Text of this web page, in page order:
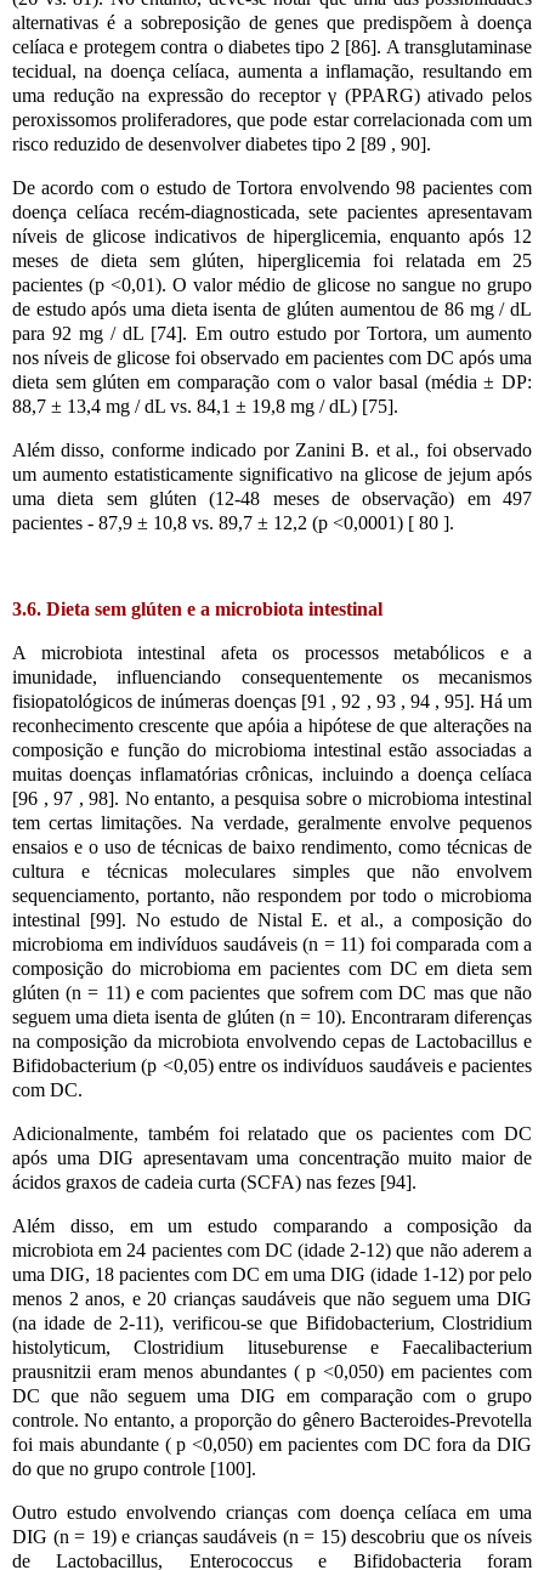
alternativas é a sobreposição de genes que predispõem à doença
celíaca e protegem contra o diabetes tipo 2 [86]. A transglutaminase
tecidual, na doença celíaca, aumenta a inflamação, resultando em
uma redução na expressão do receptor γ (PPARG) ativado pelos
peroxissomos proliferadores, que pode estar correlacionada com um
risco reduzido de desenvolver diabetes tipo 2 [89 , 90].
De acordo com o estudo de Tortora envolvendo 98 pacientes com
doença celíaca recém-diagnosticada, sete pacientes apresentavam
níveis de glicose indicativos de hiperglicemia, enquanto após 12
meses de dieta sem glúten, hiperglicemia foi relatada em 25
pacientes (p <0,01). O valor médio de glicose no sangue no grupo
de estudo após uma dieta isenta de glúten aumentou de 86 mg / dL
para 92 mg / dL [74]. Em outro estudo por Tortora, um aumento
nos níveis de glicose foi observado em pacientes com DC após uma
dieta sem glúten em comparação com o valor basal (média ± DP:
88,7 ± 13,4 mg / dL vs. 84,1 ± 19,8 mg / dL) [75].
Além disso, conforme indicado por Zanini B. et al., foi observado
um aumento estatisticamente significativo na glicose de jejum após
uma dieta sem glúten (12-48 meses de observação) em 497
pacientes - 87,9 ± 10,8 vs. 89,7 ± 12,2 (p <0,0001) [ 80 ].
3.6. Dieta sem glúten e a microbiota intestinal
A microbiota intestinal afeta os processos metabólicos e a
imunidade, influenciando consequentemente os mecanismos
fisiopatológicos de inúmeras doenças [91 , 92 , 93 , 94 , 95]. Há um
reconhecimento crescente que apóia a hipótese de que alterações na
composição e função do microbioma intestinal estão associadas a
muitas doenças inflamatórias crônicas, incluindo a doença celíaca
[96 , 97 , 98]. No entanto, a pesquisa sobre o microbioma intestinal
tem certas limitações. Na verdade, geralmente envolve pequenos
ensaios e o uso de técnicas de baixo rendimento, como técnicas de
cultura e técnicas moleculares simples que não envolvem
sequenciamento, portanto, não respondem por todo o microbioma
intestinal [99]. No estudo de Nistal E. et al., a composição do
microbioma em indivíduos saudáveis ​​(n = 11) foi comparada com a
composição do microbioma em pacientes com DC em dieta sem
glúten (n = 11) e com pacientes que sofrem com DC mas que não
seguem uma dieta isenta de glúten (n = 10). Encontraram diferenças
na composição da microbiota envolvendo cepas de Lactobacillus e
Bifidobacterium (p <0,05) entre os indivíduos saudáveis ​​e pacientes
com DC.
Adicionalmente, também foi relatado que os pacientes com DC
após uma DIG apresentavam uma concentração muito maior de
ácidos graxos de cadeia curta (SCFA) nas fezes [94].
Além disso, em um estudo comparando a composição da
microbiota em 24 pacientes com DC (idade 2-12) que não aderem a
uma DIG, 18 pacientes com DC em uma DIG (idade 1-12) por pelo
menos 2 anos, e 20 crianças saudáveis ​​que não seguem uma DIG
(na idade de 2-11), verificou-se que Bifidobacterium, Clostridium
histolyticum, Clostridium lituseburense e Faecalibacterium
prausnitzii eram menos abundantes ( p <0,050) em pacientes com
DC que não seguem uma DIG em comparação com o grupo
controle. No entanto, a proporção do gênero Bacteroides-Prevotella
foi mais abundante ( p <0,050) em pacientes com DC fora da DIG
do que no grupo controle [100].
Outro estudo envolvendo crianças com doença celíaca em uma
DIG (n = 19) e crianças saudáveis ​​(n = 15) descobriu que os níveis
de Lactobacillus, Enterococcus e Bifidobacteria foram